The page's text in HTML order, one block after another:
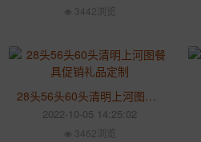
3442浏览
28头56头60头清明上河图餐具促销礼品定制
2022-10-05 14:25:02
3462浏览